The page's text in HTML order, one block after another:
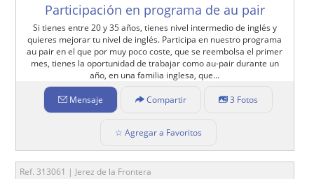
Participación en programa de au pair
Si tienes entre 20 y 35 años, tienes nivel intermedio de inglés y
quieres mejorar tu nivel de inglés. Participa en nuestro programa
au pair en el que por muy poco coste, que se reembolsa el primer
mes, tienes la oportunidad de trabajar como au-pair durante un
año, en una familia inglesa, que...
Mensaje Compartir 3 Fotos
☆ Agregar a Favoritos
Ref. 313061 | Jerez de la Frontera